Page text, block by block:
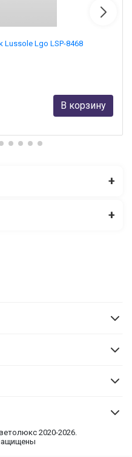
Lgo LSP-8468
В корзину
+
+
2020-2026.